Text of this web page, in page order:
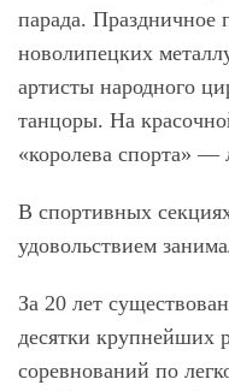
парада. Праздничное
новолипецких
артисты народного
танцоры. На
«королева спорта» —
В спортивных
удовольствием
За 20 лет
десятки крупнейших
соревнований по